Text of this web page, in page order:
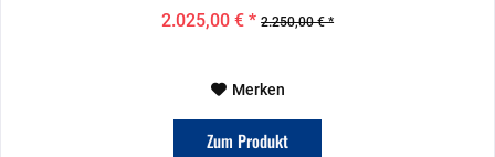
2.025,00 € * 2.250,00 € *
Merken
Zum Produkt